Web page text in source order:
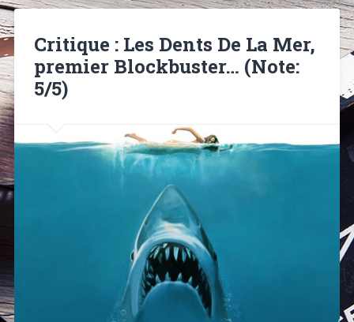
Critique : Les Dents De La Mer,
premier Blockbuster… (Note:
5/5)